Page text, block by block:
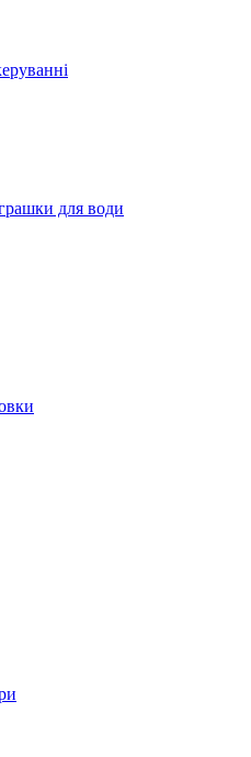
для води